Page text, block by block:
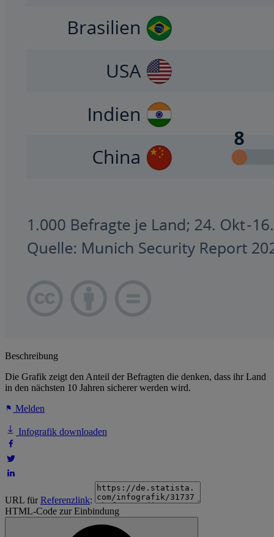
Beschreibung
Die Grafik zeigt den Anteil der Befragten die denken, dass ihr Land
in den nächsten 10 Jahren sicherer werden wird.
Melden
Infografik downloaden
URL fürReferenzlink:
HTML-Code zur Einbindung